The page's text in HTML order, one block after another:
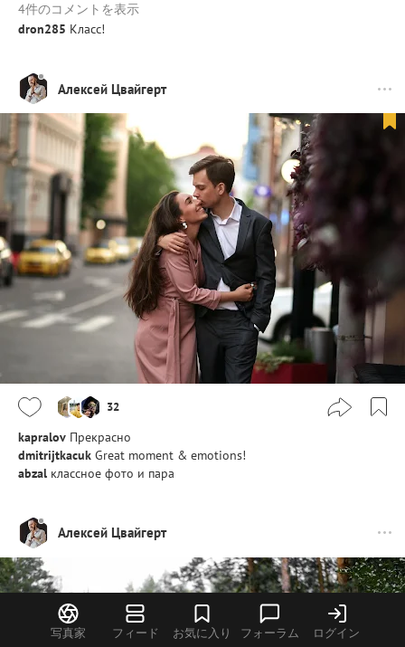
写真家 フィード お気に入り フォーラム ログイン
4件のコメントを表示
dron285 Класс!
Алексей Цвайгерт
32
kapralov Прекрасно
dmitrijtkacuk Great moment & emotions!
abzal классное фото и пара
Алексей Цвайгерт